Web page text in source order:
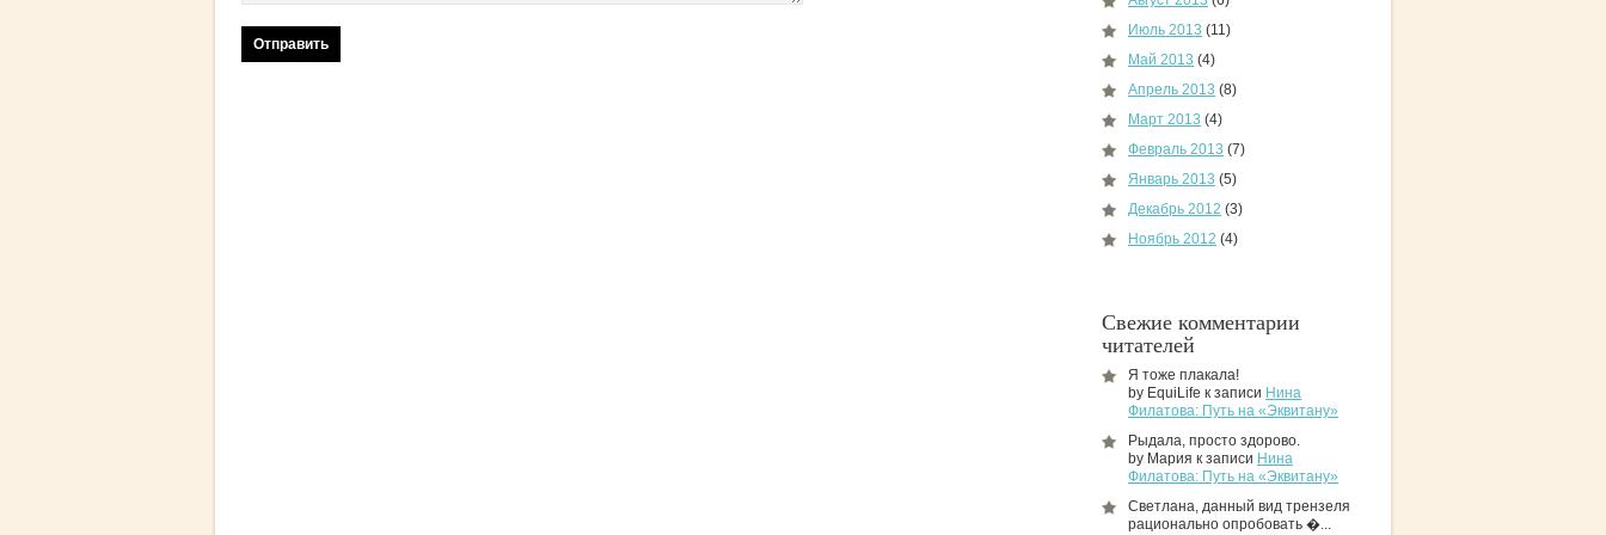
Июль 2013 (11)
Май 2013 (4)
Апрель 2013 (8)
Март 2013 (4)
Февраль 2013 (7)
Январь 2013 (5)
Декабрь 2012 (3)
Ноябрь 2012 (4)
Свежие комментарии
читателей
Я тоже плакала!
by EquiLife к записи Нина
Филатова: Путь на «Эквитану»
Рыдала, просто здорово.
by Мария к записи Нина
Филатова: Путь на «Эквитану»
Светлана, данный вид трензеля
рационально опробовать �...